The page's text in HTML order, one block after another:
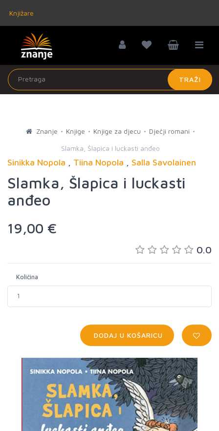
Knjižare
TRAŽI
Znanje Knjige Knjige za djecu Dječji romani
Slamka, Šlapica i luckasti anđeo
Sinikka Nopola Tiina Nopola Salla Savolainen
Slamka, Šlapica i luckasti
anđeo
19,00 €
0.0
Količina
DODAJ U KOŠARICU